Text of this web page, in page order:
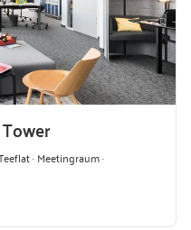
· Meetingraum ·